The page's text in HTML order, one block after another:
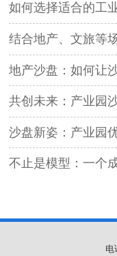
如何选择适合的工
结合地产、文旅等
地产沙盘：如何让
共创未来：产业园
沙盘新姿：产业园
不止是模型：一个成
电